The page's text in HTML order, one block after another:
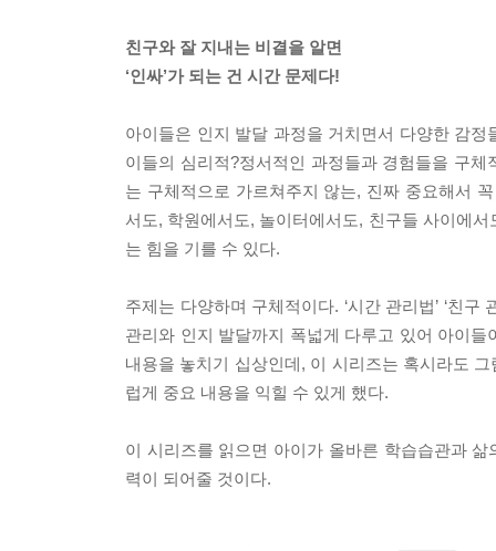
친구와 잘 지내는 비결을 알면
‘인싸’가 되는 건 시간 문제다!
아이들은 인지 발달 과정을 거치면서 다양한 감
이들의 심리적?정서적인 과정들과 경험들을 구
는 구체적으로 가르쳐주지 않는, 진짜 중요해서
서도, 학원에서도, 놀이터에서도, 친구들 사이에
는 힘을 기를 수 있다.
주제는 다양하며 구체적이다. ‘시간 관리법’ ‘친구
관리와 인지 발달까지 폭넓게 다루고 있어 아이
내용을 놓치기 십상인데, 이 시리즈는 혹시라도
럽게 중요 내용을 익힐 수 있게 했다.
이 시리즈를 읽으면 아이가 올바른 학습습관과
력이 되어줄 것이다.